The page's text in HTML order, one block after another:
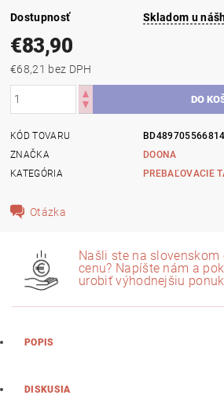
Dostupnosť Skladom u
€83,90
€68,21 bez DPH
KÓD TOVARU
ZNAČKA
DOONA
KATEGÓRIA
PREBAĽOVACIE
Otázka
Našli ste na slovenskom
cenu? Napíšte nám a
urobiť výhodnejšiu
POPIS
DISKUSIA